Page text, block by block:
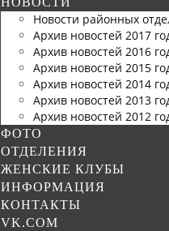
Новости районных
Архив новостей 2017
Архив новостей 2016
Архив новостей 2015
Архив новостей 2014
Архив новостей 2013
Архив новостей 2012
ФОТО
ОТДЕЛЕНИЯ
ЖЕНСКИЕ КЛУБЫ
ИНФОРМАЦИЯ
КОНТАКТЫ
VK.COM